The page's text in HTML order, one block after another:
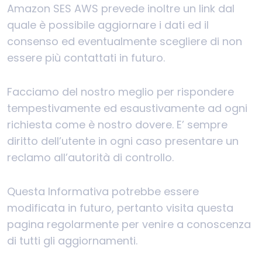
Amazon SES AWS prevede inoltre un link dal
quale è possibile aggiornare i dati ed il
consenso ed eventualmente scegliere di non
essere più contattati in futuro.
Facciamo del nostro meglio per rispondere
tempestivamente ed esaustivamente ad ogni
richiesta come è nostro dovere. E’ sempre
diritto dell’utente in ogni caso presentare un
reclamo all’autorità di controllo.
Questa Informativa potrebbe essere
modificata in futuro, pertanto visita questa
pagina regolarmente per venire a conoscenza
di tutti gli aggiornamenti.